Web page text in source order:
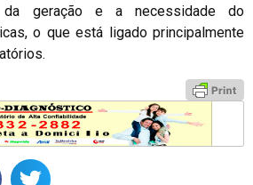
geração e a necessidade do
o que está ligado principalmente